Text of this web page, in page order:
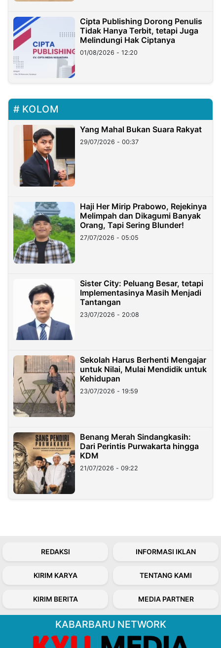
Cipta Publishing Dorong Penulis
Tidak Hanya Terbit, tetapi Juga
Melindungi Hak Ciptanya
01/08/2026 - 12:20
KOLOM
Yang Mahal Bukan Suara Rakyat
29/07/2026 - 00:37
Haji Her Mirip Prabowo, Rejekinya
Melimpah dan Dikagumi Banyak
Orang, Tapi Sering Blunder!
27/07/2026 - 05:05
Sister City: Peluang Besar, tetapi
Implementasinya Masih Menjadi
Tantangan
23/07/2026 - 20:08
Sekolah Harus Berhenti Mengajar
untuk Nilai, Mulai Mendidik untuk
Kehidupan
23/07/2026 - 19:59
Benang Merah Sindangkasih:
Dari Perintis Purwakarta hingga
KDM
21/07/2026 - 09:22
REDAKSI INFORMASI IKLAN
KIRIM KARYA TENTANG KAMI
KIRIM BERITA MEDIA PARTNER
KABARBARU NETWORK